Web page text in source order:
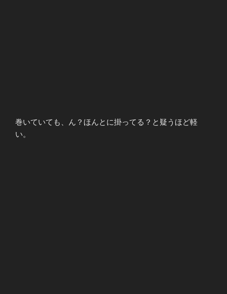
巻いていても、ん？ほんとに掛ってる？と疑うほど軽
い。